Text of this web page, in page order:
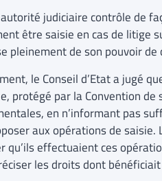
judiciaire contrôle de
être saisie en cas de litige
pleinement de son pouvoir de
le Conseil d’Etat a jugé
protégé par la Convention
en n’informant pas
aux opérations de
qu’ils effectuaient ces
les droits dont